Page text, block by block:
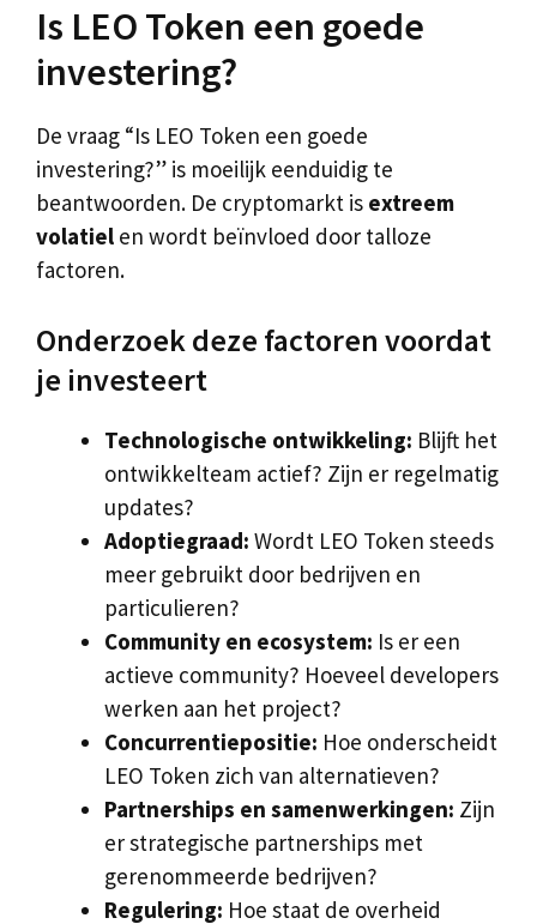
Is LEO Token een goede
investering?
De vraag “Is LEO Token een goede
investering?” is moeilijk eenduidig te
beantwoorden. De cryptomarkt is extreem
volatiel en wordt beïnvloed door talloze
factoren.
Onderzoek deze factoren voordat
je investeert
Technologische ontwikkeling: Blijft het
ontwikkelteam actief? Zijn er regelmatig
updates?
Adoptiegraad: Wordt LEO Token steeds
meer gebruikt door bedrijven en
particulieren?
Community en ecosystem: Is er een
actieve community? Hoeveel developers
werken aan het project?
Concurrentiepositie: Hoe onderscheidt
LEO Token zich van alternatieven?
Partnerships en samenwerkingen: Zijn
er strategische partnerships met
gerenommeerde bedrijven?
Regulering: Hoe staat de overheid